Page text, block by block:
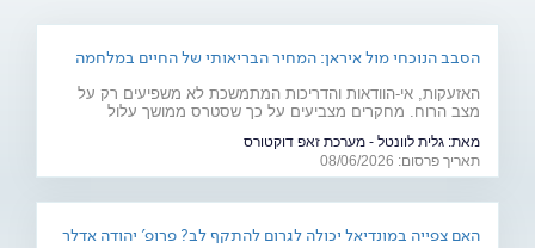
הסבב הנוכחי מול איראן: המחיר הבריאותי של החיים במלחמה
האזעקות, אי-הוודאות והדריכות המתמשכת לא משפיעים רק על
מצב הרוח. מחקרים מצביעים על כך שסטרס ממושך עלול
מהלב ועד העור, אילו תופעות בריאותיות עלולות להתגבר בתקופות
של מתיחות ביטחונית ומה ניתן לעשות כדי לשמור על הבריאות
מאת: גלית לוונטל - מערכת זאפ דוקטורס
תאריך פרסום: 08/06/2026
האם צפייה במונדיאל יכולה לגרום להתקף לב? פרופ' יהודה אדלר